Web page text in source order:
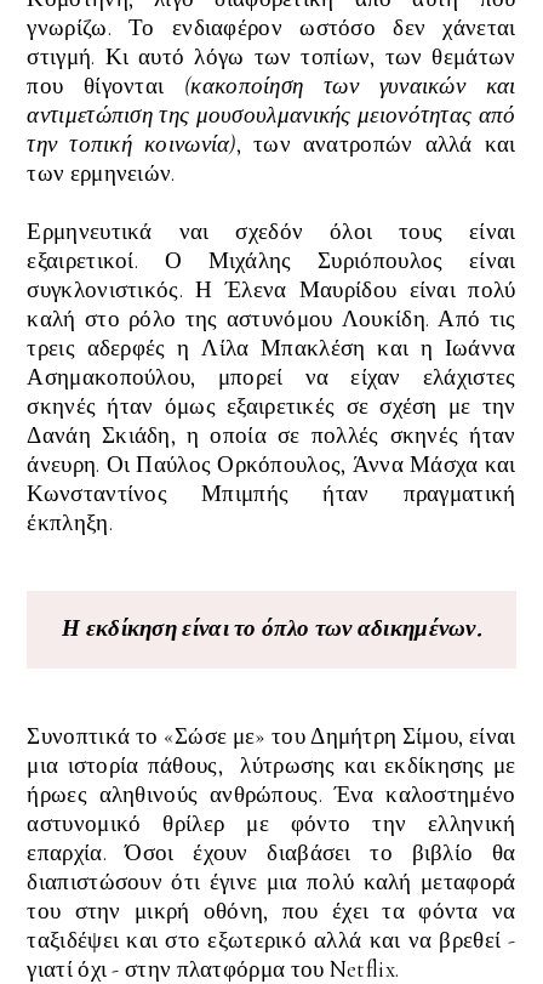
γνωρίζω. Το ενδιαφέρον ωστόσο δεν χάνεται
στιγμή. Κι αυτό λόγω των τοπίων, των θεμάτων
που θίγονται (κακοποίηση των γυναικών και
αντιμετώπιση της μουσουλμανικής μειονότητας από
την τοπική κοινωνία), των ανατροπών αλλά και
των ερμηνειών.
Ερμηνευτικά ναισχεδόν όλοι τους είναι
εξαιρετικοί. Ο Μιχάλης Συριόπουλος είναι
συγκλονιστικός. Η Έλενα Μαυρίδου είναι πολύ
καλή στο ρόλο της αστυνόμου Λουκίδη. Από τις
τρεις αδερφές η Λίλα Μπακλέση και η Ιωάννα
Ασημακοπούλου, μπορεί να είχαν ελάχιστες
σκηνές ήταν όμως εξαιρετικές σε σχέση με την
Δανάη Σκιάδη, η οποία σε πολλές σκηνές ήταν
άνευρη. Οι Παύλος Ορκόπουλος, Άννα Μάσχα και
Κωνσταντίνος Μπιμπής ήταν πραγματική
έκπληξη.
Η εκδίκηση είναι το όπλο των αδικημένων.
Συνοπτικά το «Σώσε με» του Δημήτρη Σίμου, είναι
μια ιστορία πάθους, λύτρωσης και εκδίκησης με
ήρωες αληθινούς ανθρώπους.Ένα καλοστημένο
αστυνομικό θρίλερ με φόντο την ελληνική
επαρχία.Όσοι έχουν διαβάσει το βιβλίο θα
διαπιστώσουν ότι έγινε μια πολύ καλή μεταφορά
του στην μικρή οθόνη, που έχει τα φόντα να
ταξιδέψει και στο εξωτερικό αλλά και να βρεθεί -
γιατί όχι - στην πλατφόρμα του Netflix.